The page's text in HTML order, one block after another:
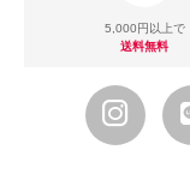
5,000円以上で
送料無料